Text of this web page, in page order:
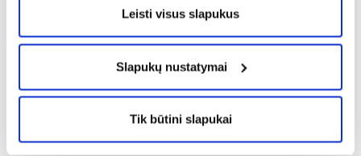
Leisti visus slapukus
Slapukų nustatymai
Tik būtini slapukai
taip pat ir virusų.“
R. Blynas primena ir bendras rekomendacijas,
kaip kovoti su padidėjusia temperatūra: „Kūno
temperatūros malšinti vaistais nepatariama, jei ji
yra mažesnė nei 38 laipsniai C. Organizmas
pakelia mūsų temperatūrą, kad stabdytų viruso